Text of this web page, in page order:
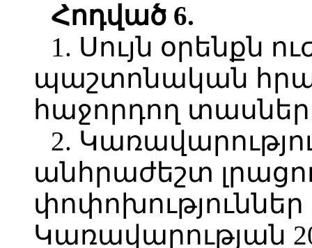
Հոդված 6.
1. Սույն օրենքն
պաշտոնական
հաջորդող
2.
անհրաժեշտ
Կառավարության